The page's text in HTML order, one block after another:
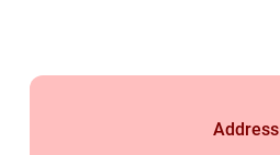
Address